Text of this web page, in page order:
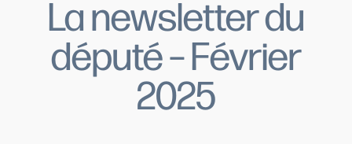
La newsletter du
député – Février
2025